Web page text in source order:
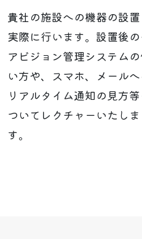
貴社の施設への機器の設
実際に行います。設置後
アビジョン管理システム
い方や、スマホ、メール
リアルタイム通知の見方
ついてレクチャーいたしま
す。